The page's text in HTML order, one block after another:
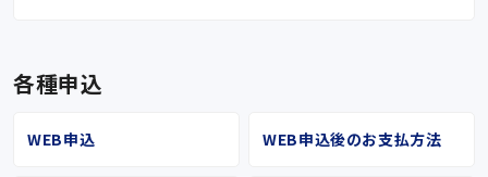
各種申込
WEB申込 WEB申込後のお支払方法